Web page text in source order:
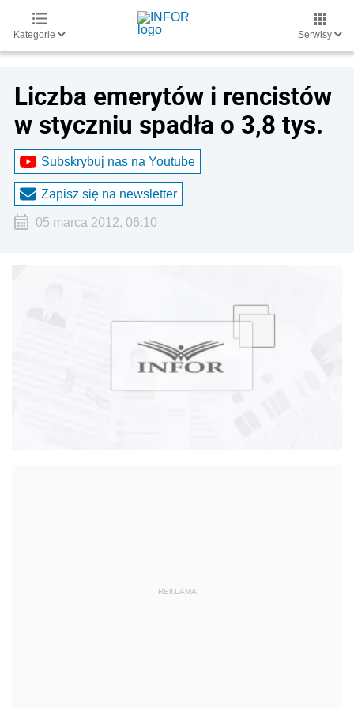
Kategorie Serwisy
Liczba emerytów i rencistów
w styczniu spadła o 3,8 tys.
Subskrybuj nas na Youtube
Zapisz się na newsletter
05 marca 2012, 06:10